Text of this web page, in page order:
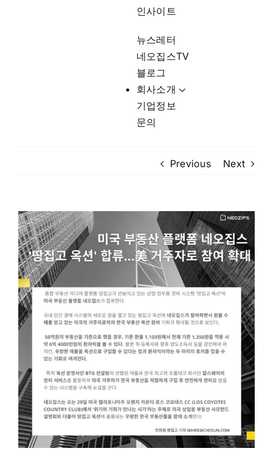
인사이트
뉴스레터
네오집스TV
블로그
회사소개
기업정보
문의
Previous Next
View
Larger
Image